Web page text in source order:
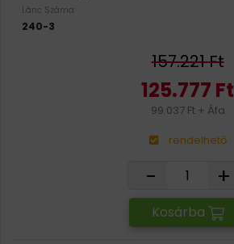
Lánc Száma:
240-3
157.221 Ft
125.777 Ft
99.037 Ft + Áfa
rendelhető
- +
Kosárba